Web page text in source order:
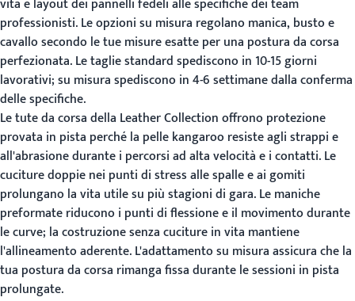
vita e layout dei pannelli fedeli alle specifiche dei team
professionisti. Le opzioni su misura regolano manica, busto e
cavallo secondo le tue misure esatte per una postura da corsa
perfezionata. Le taglie standard spediscono in 10-15 giorni
lavorativi; su misura spediscono in 4-6 settimane dalla conferma
delle specifiche.
Le tute da corsa della Leather Collection offrono protezione
provata in pista perché la pelle kangaroo resiste agli strappi e
all'abrasione durante i percorsi ad alta velocità e i contatti. Le
cuciture doppie nei punti di stress alle spalle e ai gomiti
prolungano la vita utile su più stagioni di gara. Le maniche
preformate riducono i punti di flessione e il movimento durante
le curve; la costruzione senza cuciture in vita mantiene
l'allineamento aderente. L'adattamento su misura assicura che la
tua postura da corsa rimanga fissa durante le sessioni in pista
prolungate.